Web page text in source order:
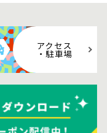
アクセス
・駐車場